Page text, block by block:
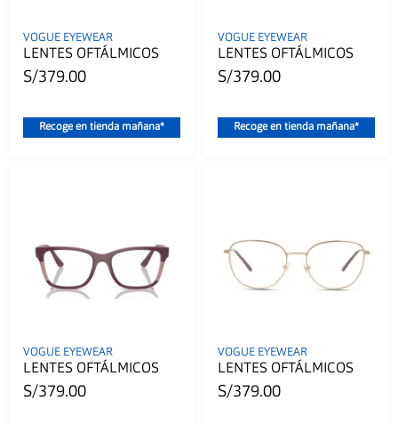
VOGUE EYEWEAR
LENTES OFTÁLMICOS
S/379.00
Recoge en tienda mañana*
VOGUE EYEWEAR
LENTES OFTÁLMICOS
S/379.00
Recoge en tienda mañana*
VOGUE EYEWEAR
LENTES OFTÁLMICOS
S/379.00
VOGUE EYEWEAR
LENTES OFTÁLMICOS
S/379.00